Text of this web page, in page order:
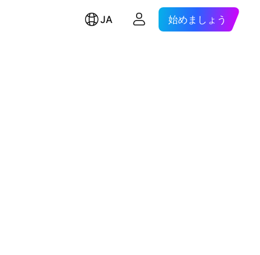
JA 始めましょう